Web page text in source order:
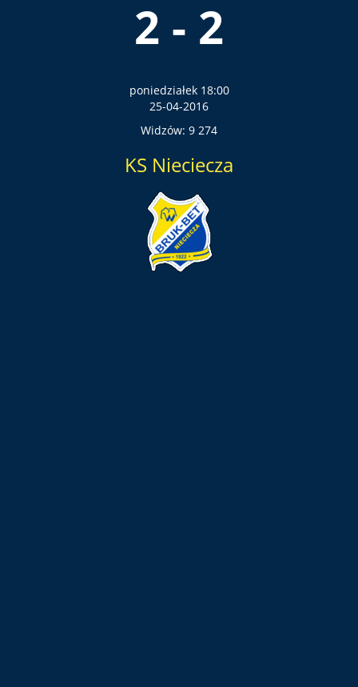
2 - 2
poniedziałek 18:00
25-04-2016
Widzów: 9 274
KS Nieciecza